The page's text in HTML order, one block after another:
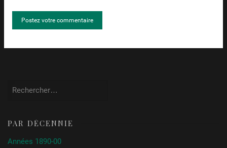
PAR DÉCENNIE
Années 1890-00